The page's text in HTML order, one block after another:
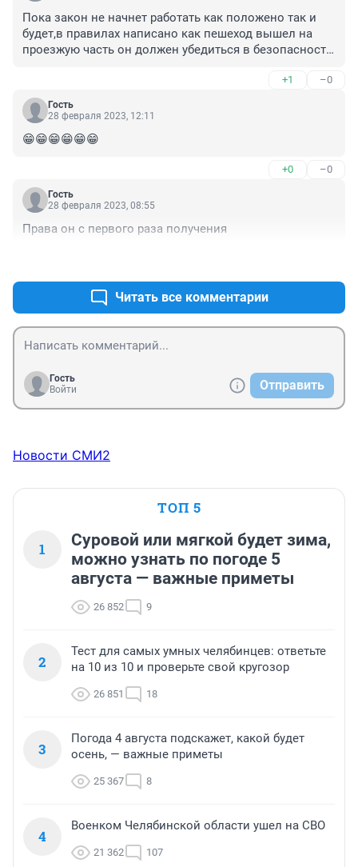
Пока закон не начнет работать как положено так и
будет,в правилах написано как пешеход вышел на
проезжую часть он должен убедиться в безопасности
будут сбивать.В Европе это обоютка и пешеходов
сбивают минимум,а у нас пешеходы бесстрашные,как
будто жизнь как в игре пополняется.Здоровья всем и
+1 –0
Гость
28 февраля 2023, 12:11
😁😁😁😁😁😁
+0 –0
Гость
28 февраля 2023, 08:55
Права он с первого раза получения
Читать все комментарии
Гость
Войти
Отправить
Новости СМИ2
ТОП 5
1
Суровой или мягкой будет зима,
можно узнать по погоде 5
августа — важные приметы
26 852 9
2
Тест для самых умных челябинцев: ответьте
на 10 из 10 и проверьте свой кругозор
26 851 18
3
Погода 4 августа подскажет, какой будет
осень, — важные приметы
25 367 8
4
Военком Челябинской области ушел на СВО
21 362 107